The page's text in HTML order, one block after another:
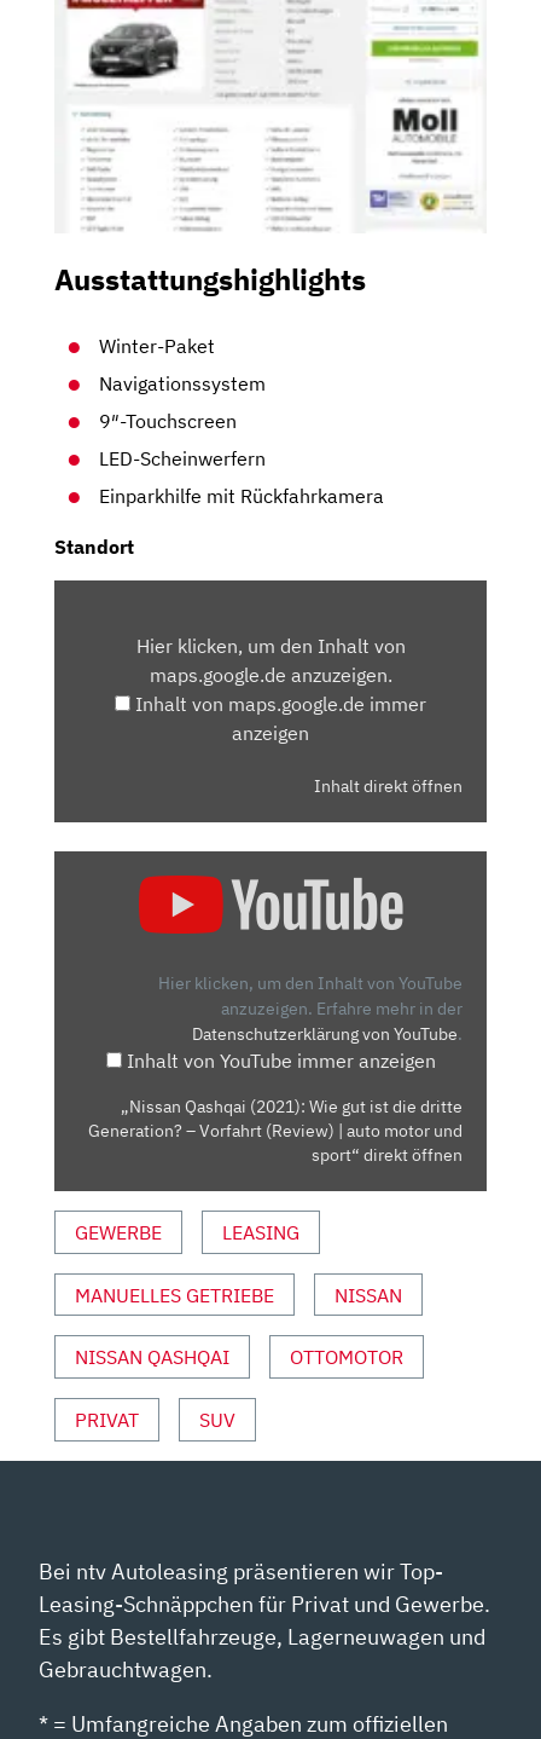
Ausstattungshighlights
Winter-Paket
Navigationssystem
9″-Touchscreen
LED-Scheinwerfern
Einparkhilfe mit Rückfahrkamera
Standort
MAPS.GOOGLE.DEHier klicken, um den Inhalt von
maps.google.de anzuzeigen.
Inhalt von maps.google.de immer
anzeigen
Inhalt direkt öffnen
QASHQAI
DRITTE
GENERATION?
|
AUTO
MOTOR
UND
VON
YOUTUBE
ANZEIGEN
Hier klicken, um den Inhalt von YouTube
anzuzeigen. Erfahre mehr in der
Datenschutzerklärung von YouTube.
Inhalt von YouTube immer anzeigen
„Nissan Qashqai (2021): Wie gut ist die dritte
Generation? – Vorfahrt (Review) | auto motor und
sport“ direkt öffnen
GEWERBE LEASING
MANUELLES GETRIEBE NISSAN
NISSAN QASHQAI OTTOMOTOR
PRIVAT SUV
Bei ntv Autoleasing präsentieren wir Top-
Leasing-Schnäppchen für Privat und Gewerbe.
Es gibt Bestellfahrzeuge, Lagerneuwagen und
Gebrauchtwagen.
* = Umfangreiche Angaben zum offiziellen